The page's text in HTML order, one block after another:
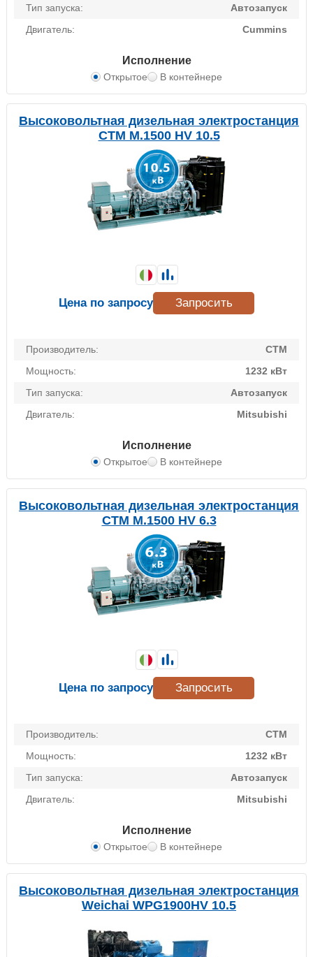
Тип запуска:
Автозапуск
Двигатель:
Cummins
Исполнение
Открытое В контейнере
Высоковольтная дизельная электростанция
CTM M.1500 HV 10.5
Производитель:
CTM
Мощность:
1232 кВт
Тип запуска:
Автозапуск
Двигатель:
Mitsubishi
Исполнение
Открытое В контейнере
Цена по запросу Запросить
Высоковольтная дизельная электростанция
CTM M.1500 HV 6.3
Производитель:
CTM
Мощность:
1232 кВт
Тип запуска:
Автозапуск
Двигатель:
Mitsubishi
Исполнение
Открытое В контейнере
Цена по запросу Запросить
Высоковольтная дизельная электростанция
Weichai WPG1900HV 10.5